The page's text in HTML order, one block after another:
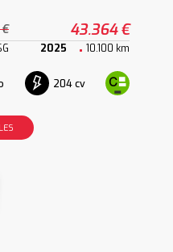
43.364 €
2025 10.100 km
204 cv